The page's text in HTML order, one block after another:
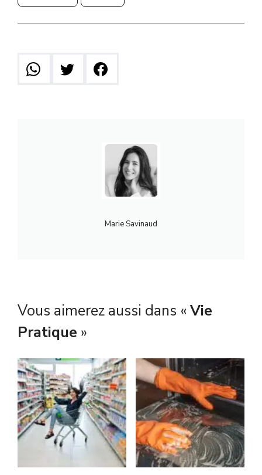
Marie Savinaud
Vous aimerez aussi dans « Vie
Pratique »